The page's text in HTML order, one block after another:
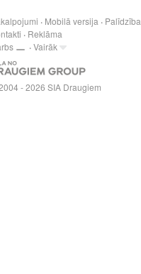
Mobilā versija
Palīdzība
Reklāma
Vairāk
- 2026 SIA Draugiem